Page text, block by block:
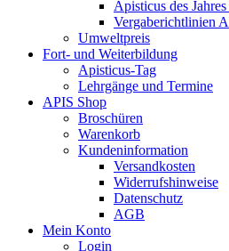
Apisticus des
Vergaberichtlinien
Umweltpreis
Fort- und Weiterbildung
Apisticus-Tag
Lehrgänge und Termine
APIS Shop
Broschüren
Warenkorb
Kundeninformation
Versandkosten
Widerrufshinweise
Datenschutz
AGB
Mein Konto
Login